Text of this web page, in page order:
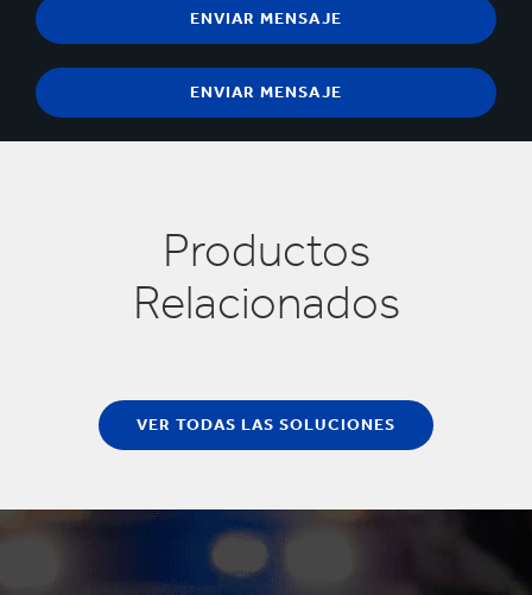
Productos
Relacionados
VER TODAS LAS SOLUCIONES